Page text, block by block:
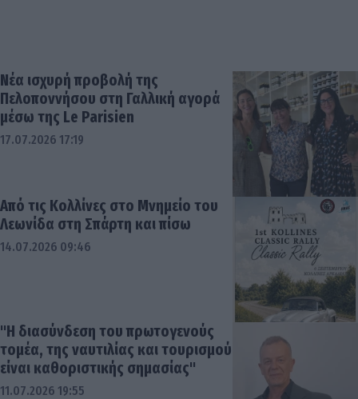
Νέα ισχυρή προβολή της
Πελοποννήσου στη Γαλλική αγορά
μέσω της Le Parisien
17.07.2026 17:19
Από τις Κολλίνες στο Μνημείο του
Λεωνίδα στη Σπάρτη και πίσω
14.07.2026 09:46
"Η διασύνδεση του πρωτογενούς
τομέα, της ναυτιλίας και τουρισμού
είναι καθοριστικής σημασίας"
11.07.2026 19:55